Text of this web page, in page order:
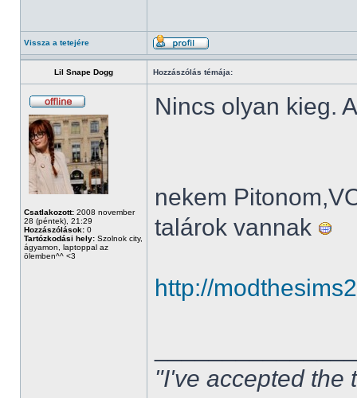
Vissza a tetejére
Lil Snape Dogg Hozzászólás témája:
Csatlakozott: 2008 november
28 (péntek), 21:29
Hozzászólások: 0
Tartózkodási hely: Szolnok city,
ágyamon, laptoppal az
ölemben^^ <3
Nincs olyan kieg.
nekem
talárok vannak
http://
"I've accepted the